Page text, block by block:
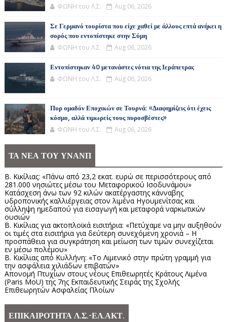
ΦΩΝΗ του Λ.Σ. Aug 06, 2026
Σε Γερμανό τουρίστα που είχε χαθεί με άλλους επτά ανήκει η
σορός που εντοπίστηκε στην Σύμη
ΦΩΝΗ του Λ.Σ. Aug 06, 2026
Εντοπίστηκαν 40 μετανάστες νότια της Ιεράπετρας
ΦΩΝΗ του Λ.Σ. Aug 06, 2026
Πυρ ομαδόν Εποχικών σε Τουρνά: «Διαφημίζεις ότι έχεις
κόσμο, αλλά τιμωρείς τους πυροσβέστες»
ΦΩΝΗ του Λ.Σ. Aug 06, 2026
ΤΑ ΝΕΑ ΤΟΥ ΥΝΑΝΠ
Β. Κικίλιας: «Πάνω από 23,2 εκατ. ευρώ σε περισσότερους από
281.000 νησιώτες μέσω του Μεταφορικού Ισοδυνάμου»
Κατάσχεση άνω των 92 κιλών ακατέργαστης κάνναβης
υδροπονικής καλλιέργειας στον λιμένα Ηγουμενίτσας και
σύλληψη ημεδαπού για εισαγωγή και μεταφορά ναρκωτικών
ουσιών
Β. Κικίλιας για ακτοπλοϊκά εισιτήρια: «Πετύχαμε να μην αυξηθούν
οι τιμές στα εισιτήρια για δεύτερη συνεχόμενη χρονιά – Η
προσπάθεια για συγκράτηση και μείωση των τιμών συνεχίζεται
εν μέσω πολέμου»
Β. Κικίλιας από Κυλλήνη: «Το Λιμενικό στην πρώτη γραμμή για
την ασφάλεια χιλιάδων επιβατών»
Απονομή Πτυχίων στους νέους Επιθεωρητές Κράτους Λιμένα
(Paris MoU) της 7ης Εκπαιδευτικής Σειράς της Σχολής
Επιθεωρητών Ασφαλείας Πλοίων
ΕΠΙΚΑΙΡΟΤΗΤΑ Λ.Σ.-ΕΛ.ΑΚΤ.